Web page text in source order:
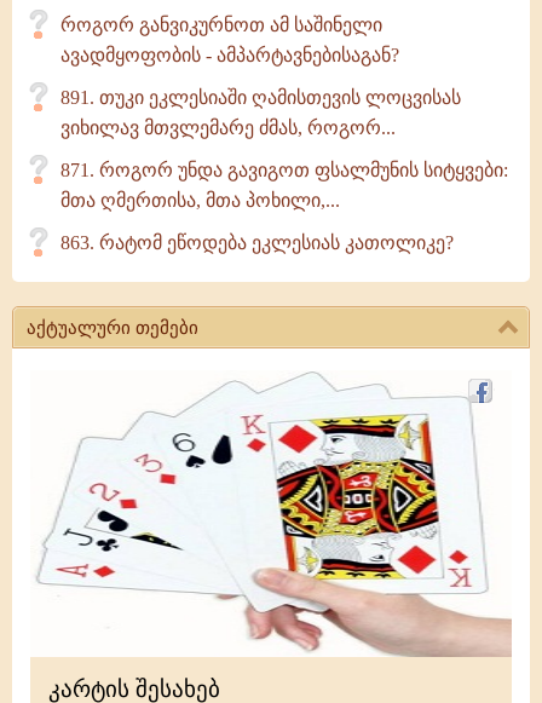
როგორ განვიკურნოთ ამ საშინელი
ავადმყოფობის - ამპარტავნებისაგან?
891. თუკი ეკლესიაში ღამისთევის ლოცვისას
ვიხილავ მთვლემარე ძმას, როგორ...
871. როგორ უნდა გავიგოთ ფსალმუნის სიტყვები:
მთა ღმერთისა, მთა პოხილი,...
863. რატომ ეწოდება ეკლესიას კათოლიკე?
აქტუალური თემები
კარტის შესახებ